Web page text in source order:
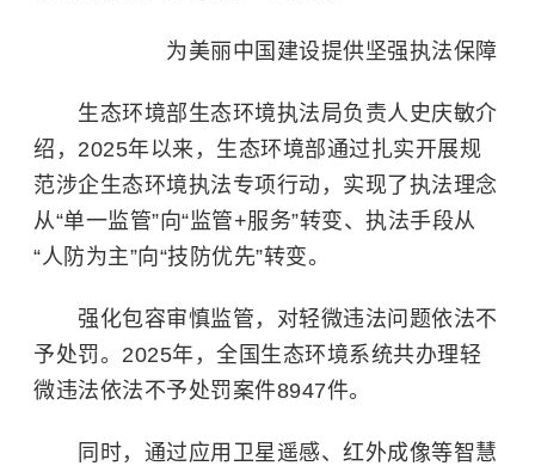
为美丽中国建设提供坚强执法保障
生态环境部生态环境执法局负责人史庆敏介
绍，2025年以来，生态环境部通过扎实开展规
范涉企生态环境执法专项行动，实现了执法理念
从“单一监管”向“监管+服务”转变、执法手段从
“人防为主”向“技防优先”转变。
强化包容审慎监管，对轻微违法问题依法不
予处罚。2025年，全国生态环境系统共办理轻
微违法依法不予处罚案件8947件。
同时，通过应用卫星遥感、红外成像等智慧